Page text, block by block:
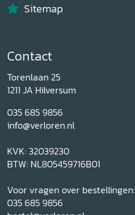
Sitemap
Contact
Torenlaan 25
1211 JA Hilversum
035 685 9856
info@verloren.nl
KVK: 32039230
BTW: NL805459716B01
Voor vragen over bestellingen:
035 685 9856